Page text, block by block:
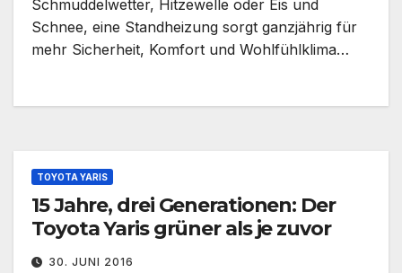
Schmuddelwetter, Hitzewelle oder Eis und
Schnee, eine Standheizung sorgt ganzjährig für
mehr Sicherheit, Komfort und Wohlfühlklima…
TOYOTA YARIS
15 Jahre, drei Generationen: Der
Toyota Yaris grüner als je zuvor
30. JUNI 2016